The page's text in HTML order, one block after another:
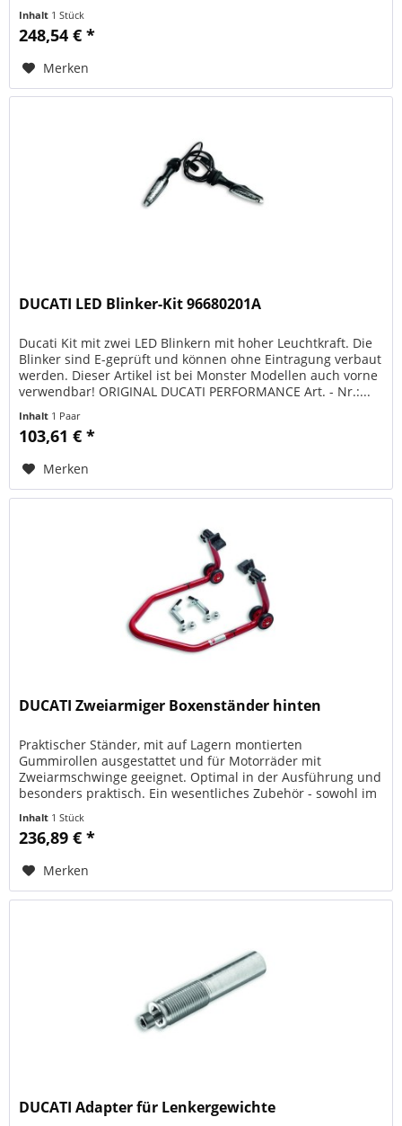
Inhalt 1 Stück
248,54 € *
Merken
DUCATI LED Blinker-Kit 96680201A
Ducati Kit mit zwei LED Blinkern mit hoher Leuchtkraft. Die
Blinker sind E-geprüft und können ohne Eintragung verbaut
werden. Dieser Artikel ist bei Monster Modellen auch vorne
verwendbar! ORIGINAL DUCATI PERFORMANCE Art. - Nr.:...
Inhalt 1 Paar
103,61 € *
Merken
DUCATI Zweiarmiger Boxenständer hinten
Praktischer Ständer, mit auf Lagern montierten
Gummirollen ausgestattet und für Motorräder mit
Zweiarmschwinge geeignet. Optimal in der Ausführung und
besonders praktisch. Ein wesentliches Zubehör - sowohl im
Inhalt 1 Stück
236,89 € *
Merken
DUCATI Adapter für Lenkergewichte